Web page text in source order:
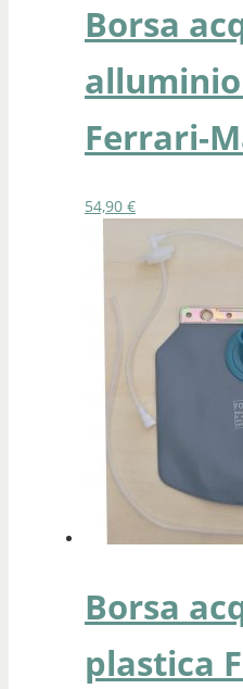
Borsa
Ferrari-
54,90 €
Borsa
plastica